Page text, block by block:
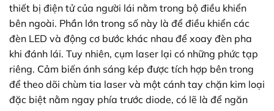
thiết bị điện tử của người lái nằm trong bộ điều khiển
bên ngoài. Phần lớn trong số này là để điều khiển các
đèn LED và động cơ bước khác nhau để xoay đèn pha
khi đánh lái. Tuy nhiên, cụm laser lại có những phức tạp
riêng. Cảm biến ánh sáng kép được tích hợp bên trong
để theo dõi chùm tia laser và một cánh tay chặn kim loại
đặc biệt nằm ngay phía trước diode, có lẽ là để ngăn